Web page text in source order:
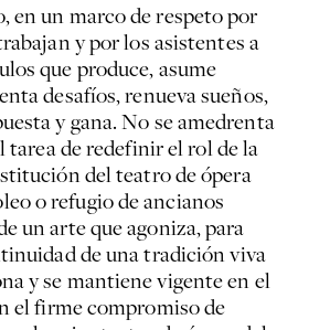
en un marco de respeto por
y por los asistentes a
que produce, asume
desafíos, renueva sueños,
y gana. No se amedrenta
de redefinir el rol de la
del teatro de ópera
o refugio de ancianos
un arte que agoniza, para
de una tradición viva
y se mantiene vigente en el
el firme compromiso de